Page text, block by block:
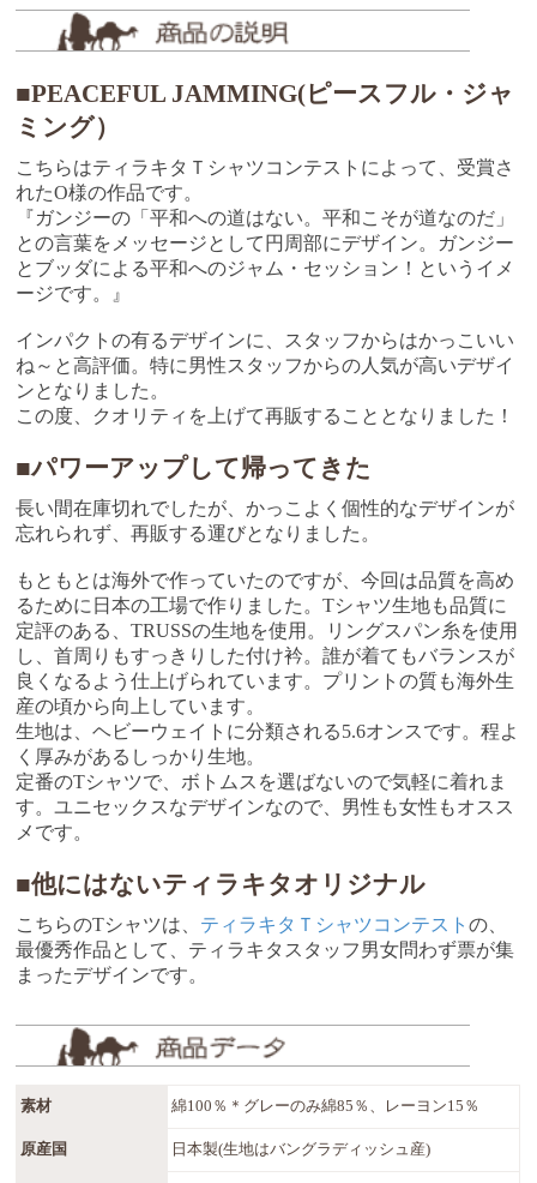
■PEACEFUL JAMMING(ピースフル・ジャ
ミング）
こちらはティラキタＴシャツコンテストによって、受賞さ
れたO様の作品です。
『ガンジーの「平和への道はない。平和こそが道なのだ」
との言葉をメッセージとして円周部にデザイン。ガンジー
とブッダによる平和へのジャム・セッション！というイメ
ージです。』
インパクトの有るデザインに、スタッフからはかっこいい
ね～と高評価。特に男性スタッフからの人気が高いデザイ
ンとなりました。
この度、クオリティを上げて再販することとなりました！
■パワーアップして帰ってきた
長い間在庫切れでしたが、かっこよく個性的なデザインが
忘れられず、再販する運びとなりました。
もともとは海外で作っていたのですが、今回は品質を高め
るために日本の工場で作りました。Tシャツ生地も品質に
定評のある、TRUSSの生地を使用。リングスパン糸を使用
し、首周りもすっきりした付け衿。誰が着てもバランスが
良くなるよう仕上げられています。プリントの質も海外生
産の頃から向上しています。
生地は、ヘビーウェイトに分類される5.6オンスです。程よ
く厚みがあるしっかり生地。
定番のTシャツで、ボトムスを選ばないので気軽に着れま
す。ユニセックスなデザインなので、男性も女性もオスス
メです。
■他にはないティラキタオリジナル
こちらのTシャツは、 ティラキタＴシャツコンテストの、
最優秀作品として、ティラキタスタッフ男女問わず票が集
まったデザインです。
素材 綿100％＊グレーのみ綿85％、レーヨン15％
原産国 日本製(生地はバングラディッシュ産)